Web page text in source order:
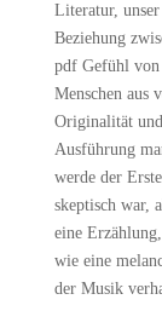
Literatur,
Beziehung
pdf Gefühl von
Menschen aus
Originalität
Ausführung
werde der
skeptisch war,
eine
wie eine
der Musik